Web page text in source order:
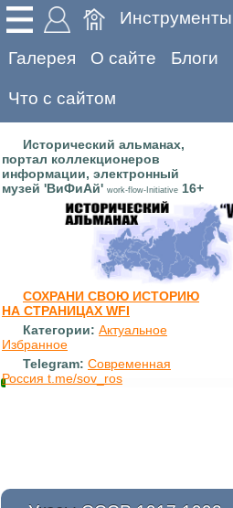
Инструменты
Галерея О сайте Блоги
Что с сайтом
Исторический альманах,
портал коллекционеров
информации, электронный
музей 'ВиФиАй' work-flow-Initiative 16+
СОХРАНИ СВОЮ ИСТОРИЮ
НА СТРАНИЦАХ WFI
Категории: Актуальное
Избранное
Telegram: Современная
Россия t.me/sov_ros